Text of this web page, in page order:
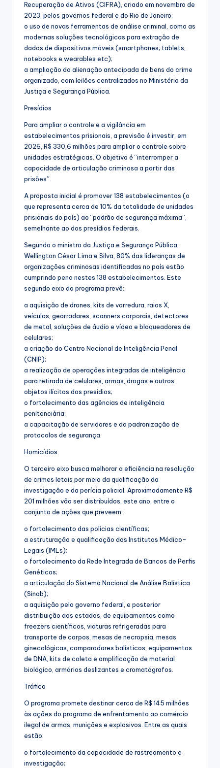
Recuperação de Ativos (CIFRA), criado em novembro de
2023, pelos governos federal e do Rio de Janeiro;
o uso de novas ferramentas de análise criminal, como as
modernas soluções tecnológicas para extração de
dados de dispositivos móveis (smartphones; tablets,
notebooks e wearables etc);
a ampliação da alienação antecipada de bens do crime
organizado, com leilões centralizados no Ministério da
Justiça e Segurança Pública.
Presídios
Para ampliar o controle e a vigilância em
estabelecimentos prisionais, a previsão é investir, em
2026, R$ 330,6 milhões para ampliar o controle sobre
unidades estratégicas. O objetivo é “interromper a
capacidade de articulação criminosa a partir das
prisões”.
A proposta inicial é promover 138 estabelecimentos (o
que representa cerca de 10% da totalidade de unidades
prisionais do país) ao “padrão de segurança máxima”,
semelhante ao dos presídios federais.
Segundo o ministro da Justiça e Segurança Pública,
Wellington César Lima e Silva, 80% das lideranças de
organizações criminosas identificadas no país estão
cumprindo pena nestes 138 estabelecimentos. Este
segundo eixo do programa prevê:
a aquisição de drones, kits de varredura, raios X,
veículos, georradares, scanners corporais, detectores
de metal, soluções de áudio e vídeo e bloqueadores de
celulares;
a criação do Centro Nacional de Inteligência Penal
(CNIP);
a realização de operações integradas de inteligência
para retirada de celulares, armas, drogas e outros
objetos ilícitos dos presídios;
o fortalecimento das agências de inteligência
penitenciária;
a capacitação de servidores e da padronização de
protocolos de segurança.
Homicídios
O terceiro eixo busca melhorar a eficiência na resolução
de crimes letais por meio da qualificação da
investigação e da perícia policial. Aproximadamente R$
201 milhões vão ser distribuídos, este ano, entre o
conjunto de ações que preveem:
o fortalecimento das polícias científicas;
a estruturação e qualificação dos Institutos Médico-
Legais (IMLs);
o fortalecimento da Rede Integrada de Bancos de Perfis
Genéticos;
a articulação do Sistema Nacional de Análise Balística
(Sinab);
a aquisição pelo governo federal, e posterior
distribuição aos estados, de equipamentos como
freezers científicos, viaturas refrigeradas para
transporte de corpos, mesas de necropsia, mesas
ginecológicas, comparadores balísticos, equipamentos
de DNA, kits de coleta e amplificação de material
biológico, armários deslizantes e cromatógrafos.
Tráfico
O programa promete destinar cerca de R$ 145 milhões
às ações do programa de enfrentamento ao comércio
ilegal de armas, munições e explosivos. Entre as quais
estão:
o fortalecimento da capacidade de rastreamento e
investigação;